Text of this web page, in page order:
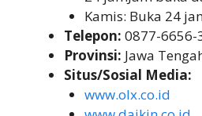
Kamis: Buka 24
Telepon: 0877-6656-
Provinsi: Jawa
Situs/Sosial Media:
www.olx.co.id